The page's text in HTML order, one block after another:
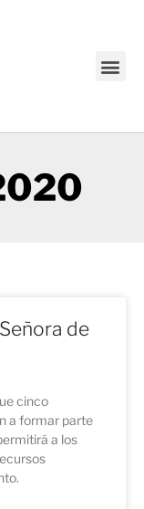
de
cinco
a formar parte
a los